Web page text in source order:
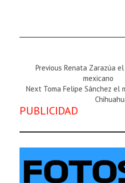
Previous
:
Previous Renata Zarazúa
mexicano
Next
:
Next Toma Felipe Sánchez el
PUBLICIDAD